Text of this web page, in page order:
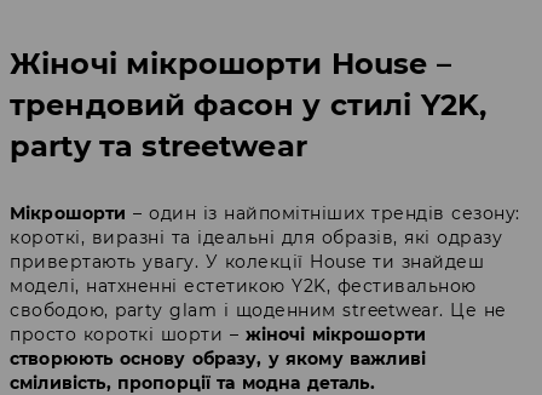
Жіночі мікрошорти House –
трендовий фасон у стилі Y2K,
party та streetwear
Мікрошорти – один із найпомітніших трендів сезону:
короткі, виразні та ідеальні для образів, які одразу
привертають увагу. У колекції House ти знайдеш
моделі, натхненні естетикою Y2K, фестивальною
свободою, party glam і щоденним streetwear. Це не
просто короткі шорти – жіночі мікрошорти
створюють основу образу, у якому важливі
сміливість, пропорції та модна деталь.